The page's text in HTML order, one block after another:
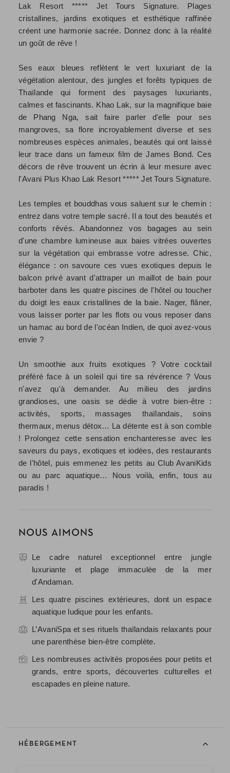
Lak Resort ***** Jet Tours Signature. Plages
cristallines, jardins exotiques et esthétique raffinée
créent une harmonie sacrée. Donnez donc à la réalité
un goût de rêve !
Ses eaux bleues reflètent le vert luxuriant de la
végétation alentour, des jungles et forêts typiques de
Thaïlande qui forment des paysages luxuriants,
calmes et fascinants. Khao Lak, sur la magnifique baie
de Phang Nga, sait faire parler d'elle pour ses
mangroves, sa flore incroyablement diverse et ses
nombreuses espèces animales, beautés qui ont laissé
leur trace dans un fameux film de James Bond. Ces
décors de rêve trouvent un écrin à leur mesure avec
l'Avani Plus Khao Lak Resort ***** Jet Tours Signature.
Les temples et bouddhas vous saluent sur le chemin :
entrez dans votre temple sacré. Il a tout des beautés et
conforts rêvés. Abandonnez vos bagages au sein
d'une chambre lumineuse aux baies vitrées ouvertes
sur la végétation qui embrasse votre adresse. Chic,
élégance : on savoure ces vues exotiques depuis le
balcon privé avant d'attraper un maillot de bain pour
barboter dans les quatre piscines de l'hôtel ou toucher
du doigt les eaux cristallines de la baie. Nager, flâner,
vous laisser porter par les flots ou vous reposer dans
un hamac au bord de l'océan Indien, de quoi avez-vous
envie ?
Un smoothie aux fruits exotiques ? Votre cocktail
préféré face à un soleil qui tire sa révérence ? Vous
n'avez qu'à demander. Au milieu des jardins
grandioses, une oasis se dédie à votre bien-être :
activités, sports, massages thaïlandais, soins
thermaux, menus détox… La détente est à son comble
! Prolongez cette sensation enchanteresse avec les
saveurs du pays, exotiques et iodées, des restaurants
de l'hôtel, puis emmenez les petits au Club AvaniKids
ou au parc aquatique… Nous voilà, enfin, tous au
paradis !
NOUS AIMONS
Le cadre naturel exceptionnel entre jungle
luxuriante et plage immaculée de la mer
d'Andaman.
Les quatre piscines extérieures, dont un espace
aquatique ludique pour les enfants.
L’AvaniSpa et ses rituels thaïlandais relaxants pour
une parenthèse bien-être complète.
Les nombreuses activités proposées pour petits et
grands, entre sports, découvertes culturelles et
escapades en pleine nature.
HÉBERGEMENT